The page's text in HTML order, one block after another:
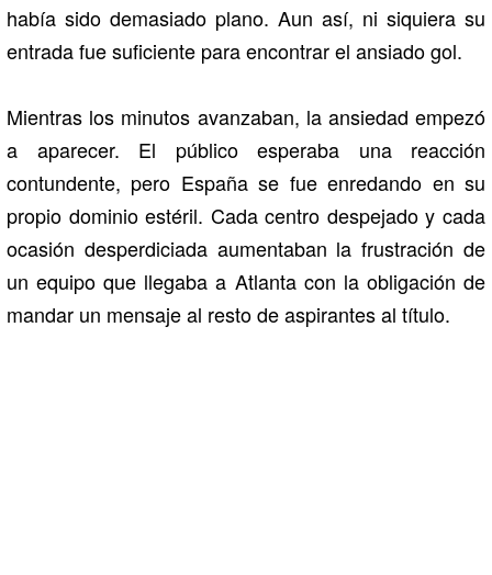
había sido demasiado plano. Aun así, ni siquiera su
entrada fue suficiente para encontrar el ansiado gol.
Mientras los minutos avanzaban, la ansiedad empezó
a aparecer. El público esperaba una reacción
contundente, pero España se fue enredando en su
propio dominio estéril. Cada centro despejado y cada
ocasión desperdiciada aumentaban la frustración de
un equipo que llegaba a Atlanta con la obligación de
mandar un mensaje al resto de aspirantes al título.